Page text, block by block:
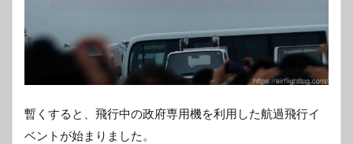
暫くすると、飛行中の政府専用機を利用した航過飛行イ
ベントが始まりました。